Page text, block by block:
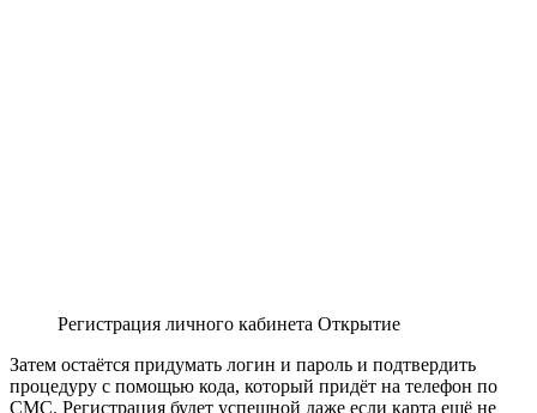
Регистрация личного кабинета Открытие
Затем остаётся придумать логин и пароль и подтвердить
процедуру с помощью кода, который придёт на телефон по
СМС. Регистрация будет успешной даже если карта ещё не